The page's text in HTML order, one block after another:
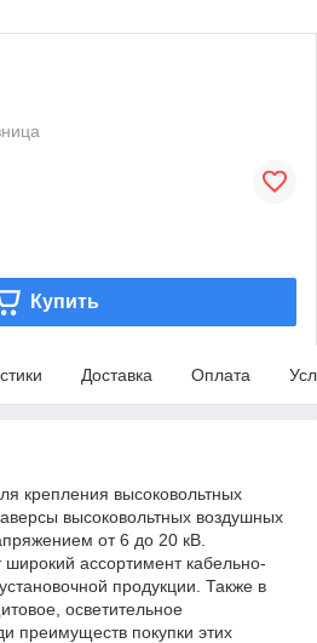
Купить
Доставка Оплата
крепления высоковольтных
высоковольтных воздушных
от 6 до 20 кВ.
ассортимент кабельно-
продукции. Также в
осветительное
преимуществ покупки этих